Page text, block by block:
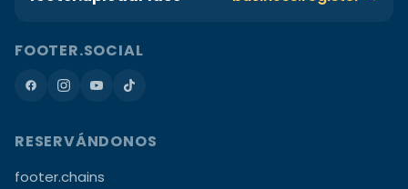
FOOTER.SOCIAL
RESERVÁNDONOS
footer.chains